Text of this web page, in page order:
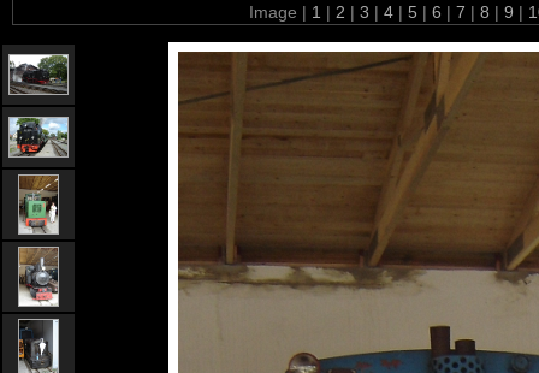
Image | 1 | 2 | 3 | 4 | 5 | 6 | 7 | 8 | 9 |